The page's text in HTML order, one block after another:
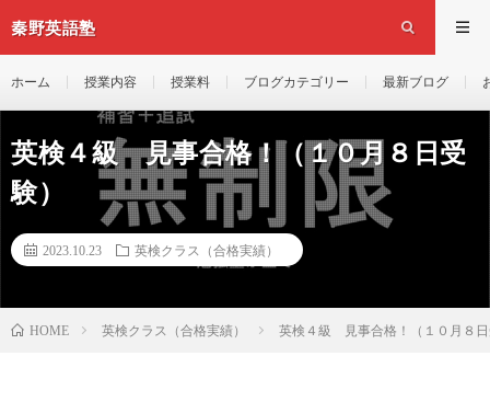
秦野英語塾
ホーム 授業内容 授業料 ブログカテゴリー 最新ブログ
英検４級 見事合格！（１０月８日受
験）
2023.10.23 英検クラス（合格実績）
HOME 英検クラス（合格実績） 英検４級 見事合格！（１０月８